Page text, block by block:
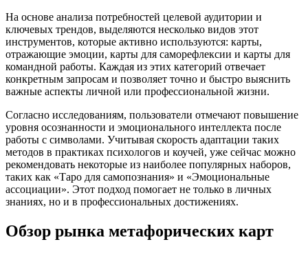
На основе анализа потребностей целевой аудитории и
ключевых трендов, выделяются несколько видов этот
инструментов, которые активно используются: карты,
отражающие эмоции, карты для саморефлексии и карты для
командной работы. Каждая из этих категорий отвечает
конкретным запросам и позволяет точно и быстро выяснить
важные аспекты личной или профессиональной жизни.
Согласно исследованиям, пользователи отмечают повышение
уровня осознанности и эмоционального интеллекта после
работы с символами. Учитывая скорость адаптации таких
методов в практиках психологов и коучей, уже сейчас можно
рекомендовать некоторые из наиболее популярных наборов,
таких как «Таро для самопознания» и «Эмоциональные
ассоциации». Этот подход помогает не только в личных
знаниях, но и в профессиональных достижениях.
Обзор рынка метафорических карт